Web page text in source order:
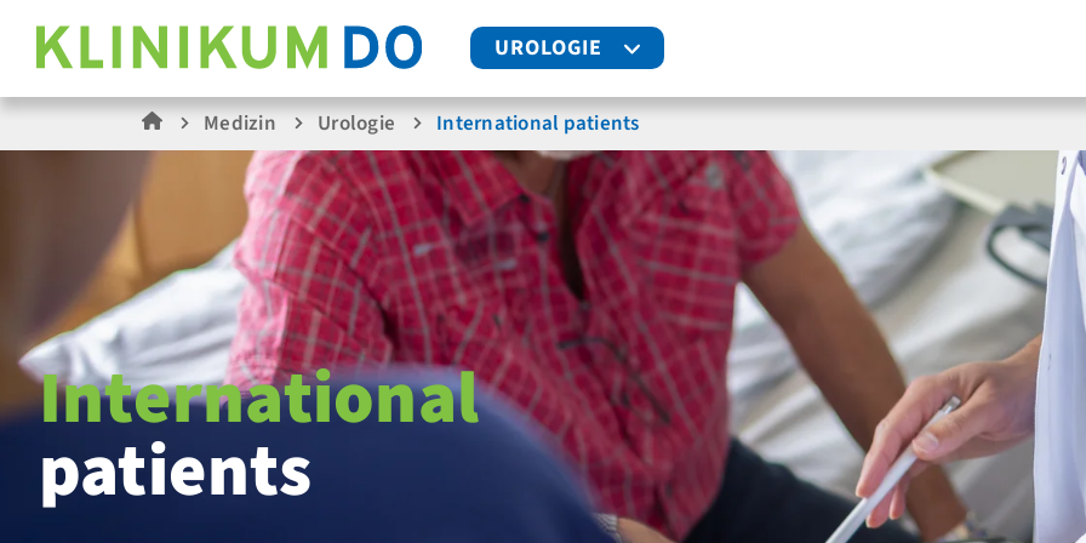
UROLOGIE
Medizin Urologie International patients
International
patients